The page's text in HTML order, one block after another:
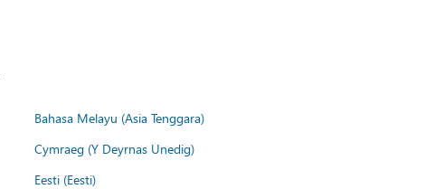
Bahasa Melayu (Asia Tenggara)
Cymraeg (Y Deyrnas Unedig)
Eesti (Eesti)